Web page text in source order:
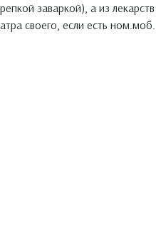
заваркой), а из
своего, если есть ном.моб.